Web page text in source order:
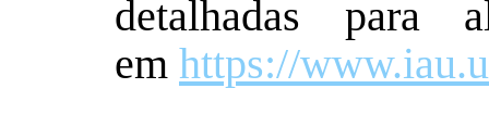
detalhadas para
em https://